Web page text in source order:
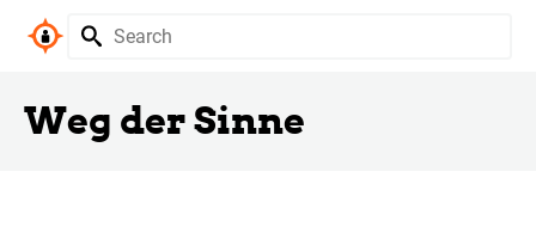
Weg der Sinne